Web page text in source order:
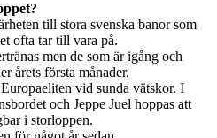
till stora svenska banor som
ofta tar till vara på.
men de som är igång och
årets första månader.
vid sunda vätskor. I
och Jeppe Juel hoppas att
i storloppen.